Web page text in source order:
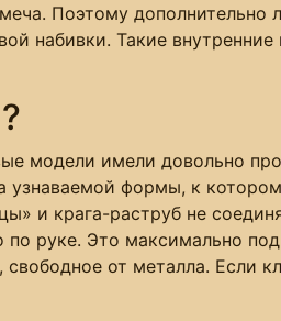
Поэтому
набивки. Такие
модели имели довольно
узнаваемой формы, к
и крага-раструб не
руке. Это максимально
от металла. Если